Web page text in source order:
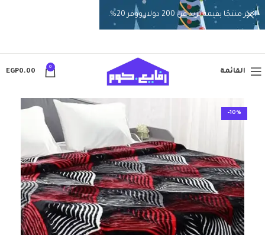
القائمة
0
EGP0.00
-10%
اختر منتجًا بقيمة تزيد عن 200 دولار ووفر 20%.